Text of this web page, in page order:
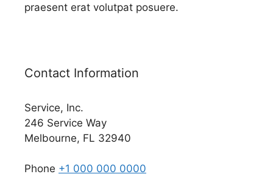
praesent erat volutpat posuere.
Contact Information
Service, Inc.
246 Service Way
Melbourne, FL 32940
Phone +1 000 000 0000